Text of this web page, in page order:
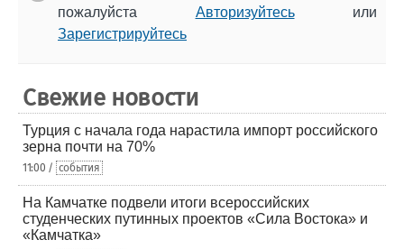
пожалуйста Авторизуйтесьили
Зарегистрируйтесь
Свежие новости
Турция с начала года нарастила импорт российского
зерна почти на 70%
11:00 / события
На Камчатке подвели итоги всероссийских
студенческих путинных проектов «Сила Востока» и
«Камчатка»